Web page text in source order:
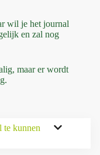
wil je het journal
en zal nog
maar er wordt
te kunnen